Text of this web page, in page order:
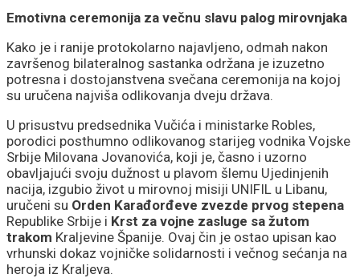
Emotivna ceremonija za večnu slavu palog mirovnjaka
Kako je i ranije protokolarno najavljeno, odmah nakon
završenog bilateralnog sastanka održana je izuzetno
potresna i dostojanstvena svečana ceremonija na kojoj
su uručena najviša odlikovanja dveju država.
U prisustvu predsednika Vučića i ministarke Robles,
porodici posthumno odlikovanog starijeg vodnika Vojske
Srbije Milovana Jovanovića, koji je, časno i uzorno
obavljajući svoju dužnost u plavom šlemu Ujedinjenih
nacija, izgubio život u mirovnoj misiji UNIFIL u Libanu,
uručeni su Orden Karađorđeve zvezde prvog stepena
Republike Srbije i Krst za vojne zasluge sa žutom
trakom Kraljevine Španije. Ovaj čin je ostao upisan kao
vrhunski dokaz vojničke solidarnosti i večnog sećanja na
heroja iz Kraljeva.